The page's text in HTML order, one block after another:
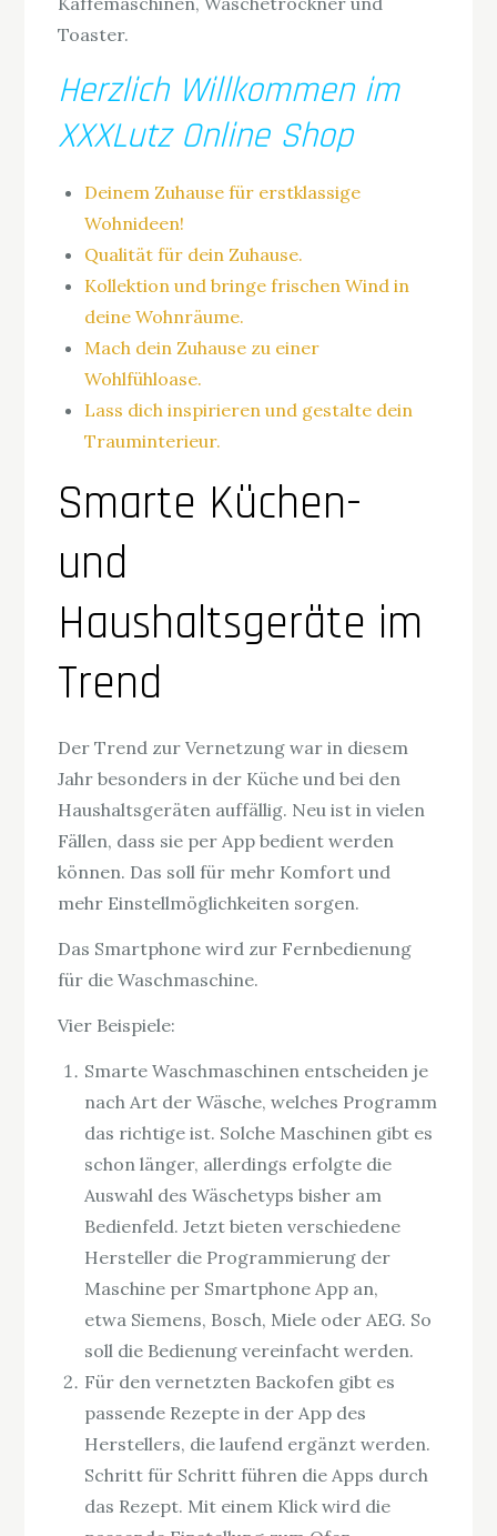
Toaster.
Herzlich Willkommen im
XXXLutz Online Shop
Deinem Zuhause für erstklassige
Wohnideen!
Qualität für dein Zuhause.
Kollektion und bringe frischen Wind in
deine Wohnräume.
Mach dein Zuhause zu einer
Wohlfühloase.
Lass dich inspirieren und gestalte dein
Trauminterieur.
Smarte Küchen-
und
Haushaltsgeräte im
Trend
Der Trend zur Vernetzung war in diesem
Jahr besonders in der Küche und bei den
Haushaltsgeräten auffällig. Neu ist in vielen
Fällen, dass sie per App bedient werden
können. Das soll für mehr Komfort und
mehr Einstellmöglichkeiten sorgen.
Das Smartphone wird zur Fernbedienung
für die Waschmaschine.
Vier Beispiele:
Smarte Waschmaschinen entscheiden je
nach Art der Wäsche, welches Programm
das richtige ist. Solche Maschinen gibt es
schon länger, allerdings erfolgte die
Auswahl des Wäschetyps bisher am
Bedienfeld. Jetzt bieten verschiedene
Hersteller die Programmierung der
Maschine per Smartphone App an,
etwa Siemens, Bosch, Miele oder AEG. So
soll die Bedienung vereinfacht werden.
Für den vernetzten Backofen gibt es
passende Rezepte in der App des
Herstellers, die laufend ergänzt werden.
Schritt für Schritt führen die Apps durch
das Rezept. Mit einem Klick wird die